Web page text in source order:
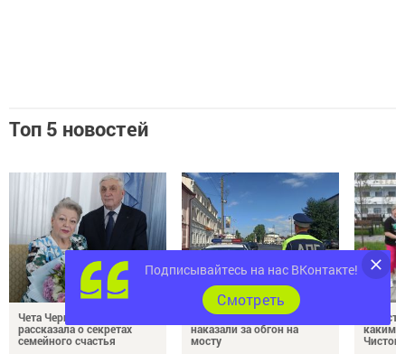
Топ 5 новостей
Чета Черножуковых
рассказала о секретах
семейного счастья
В Чистополе водителя
наказали за обгон на
мосту
каким
Подписывайтесь на нас ВКонтакте!
Cмотреть